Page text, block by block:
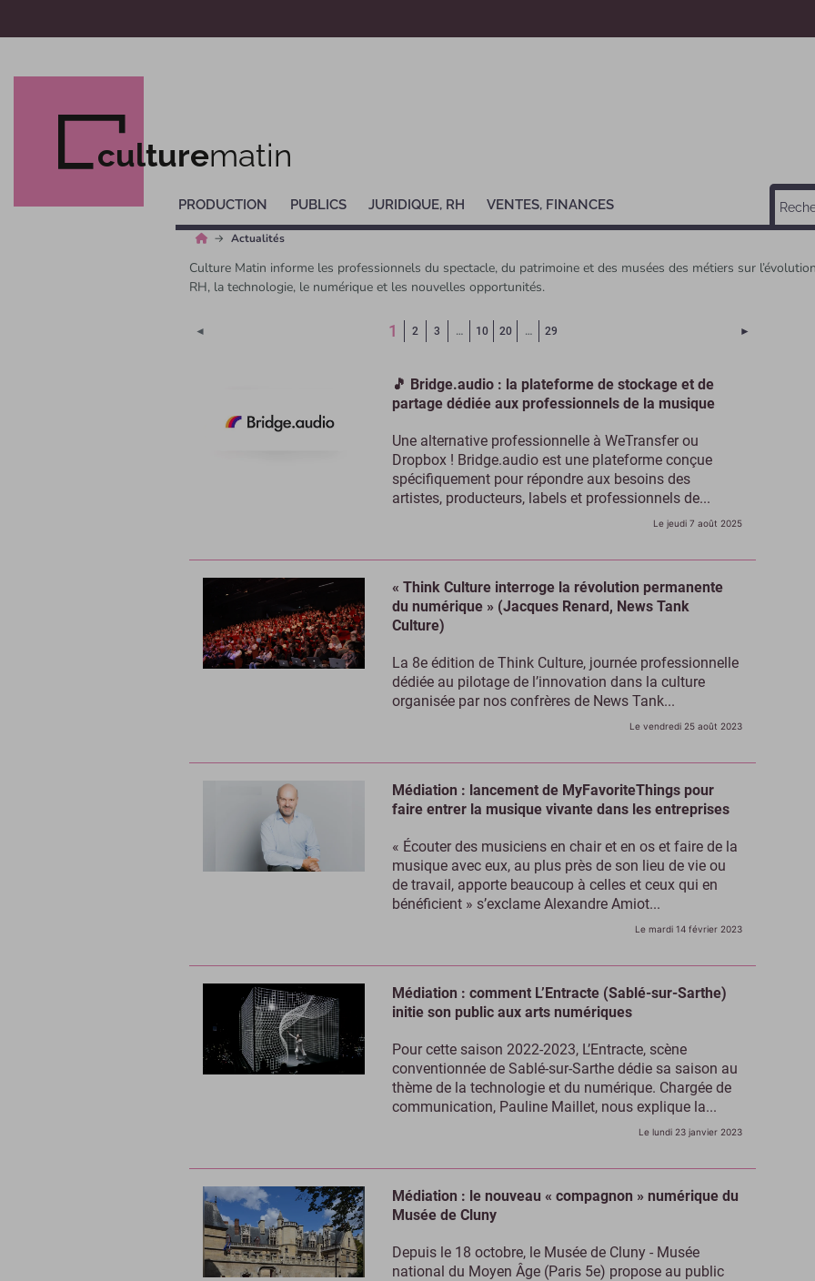
culturematin
PRODUCTION PUBLICS JURIDIQUE, RH VENTES, FINANCES
Actualités
Culture Matin informe les professionnels du spectacle, du patrimoine et des musées des métiers sur
RH, la technologie, le numérique et les nouvelles opportunités.
◄ 1 (Page courante)
2 3 … 10 20 … 29 ►
🎵 Bridge.audio : la plateforme de stockage et de
partage dédiée aux professionnels de la musique
Une alternative professionnelle à WeTransfer ou
Dropbox ! Bridge.audio est une plateforme conçue
spécifiquement pour répondre aux besoins des
artistes, producteurs, labels et professionnels de...
Le jeudi 7 août 2025
« Think Culture interroge la révolution permanente
du numérique » (Jacques Renard, News Tank
Culture)
La 8e édition de Think Culture, journée professionnelle
dédiée au pilotage de l’innovation dans la culture
organisée par nos confrères de News Tank...
Le vendredi 25 août 2023
Médiation : lancement de MyFavoriteThings pour
faire entrer la musique vivante dans les entreprises
« Écouter des musiciens en chair et en os et faire de la
musique avec eux, au plus près de son lieu de vie ou
de travail, apporte beaucoup à celles et ceux qui en
bénéficient » s’exclame Alexandre Amiot...
Le mardi 14 février 2023
Médiation : comment L’Entracte (Sablé-sur-Sarthe)
initie son public aux arts numériques
Pour cette saison 2022-2023, L’Entracte, scène
conventionnée de Sablé-sur-Sarthe dédie sa saison au
thème de la technologie et du numérique. Chargée de
communication, Pauline Maillet, nous explique la...
Le lundi 23 janvier 2023
Médiation : le nouveau « compagnon » numérique du
Musée de Cluny
Depuis le 18 octobre, le Musée de Cluny - Musée
national du Moyen Âge (Paris 5e) propose au public